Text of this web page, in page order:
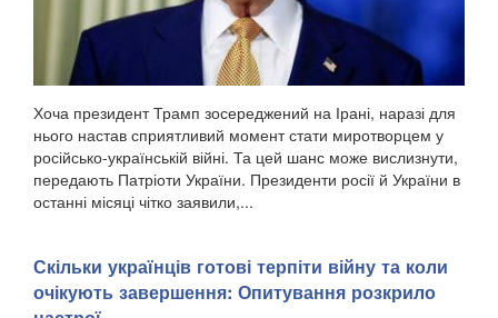
Хоча президент Трамп зосереджений на Ірані, наразі для
нього настав сприятливий момент стати миротворцем у
російсько-українській війні. Та цей шанс може вислизнути,
передають Патріоти України. Президенти росії й України в
останні місяці чітко заявили,...
Скільки українців готові терпіти війну та коли
очікують завершення: Опитування розкрило